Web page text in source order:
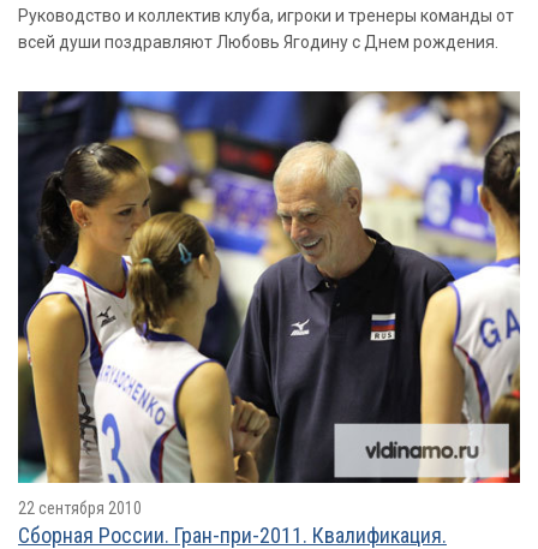
Руководство и коллектив клуба, игроки и тренеры команды от
всей души поздравляют Любовь Ягодину с Днем рождения.
22 сентября 2010
Сборная России. Гран-при-2011. Квалификация.